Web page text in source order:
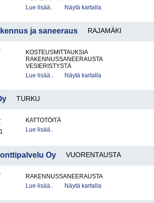
Lue lisää..
Näytä kartalla
ja saneeraus RAJAMÄKI
KOSTEUSMITTAUKSIA
RAKENNUSSANEERAUSTA
VESIERISTYSTÄ
Lue lisää..
Näytä kartalla
TURKU
KATTOTÖITÄ
Lue lisää..
Oy VUORENTAUSTA
RAKENNUSSANEERAUSTA
Lue lisää..
Näytä kartalla